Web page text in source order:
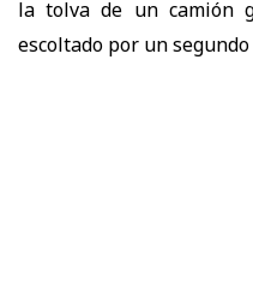
la tolva de un camión
escoltado por un